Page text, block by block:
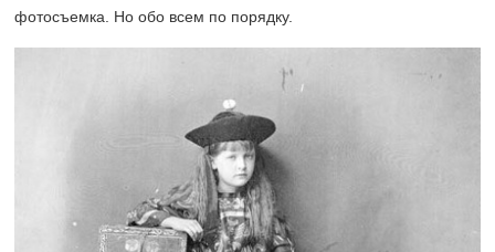
фотосъемка. Но обо всем по порядку.